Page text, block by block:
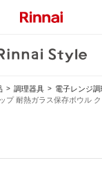
調理器具
電子レンジ
プ 耐熱ガラス保存ボウル